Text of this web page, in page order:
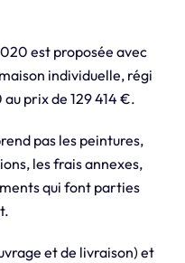
est proposée avec
individuelle, régi
prix de 129 414 €.
pas les peintures,
les frais annexes,
qui font parties
et de livraison) et